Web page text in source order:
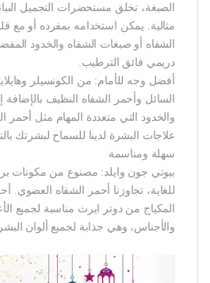
الصبغة، تخلق مستحضرات التجميل
مثالية. يمكن استخدامه بمفرده أو مع
الشفاه أو صبغات الشفاه والخدود
دريمي فائق الترطيب.
أفضل وجه للأمام: من الكونسيلر
السائل وأحمر الشفاه النظيف
والخدود التي متعددة المهام مثل أحمر
علاجات البشرة لدينا للسماح لبشرتك
سهلة ومناسمة
بيوتي جون وايلد: مصنوع من مكونات
للغاية، تجاوزنا أحمر الشفاه العضوي.
المكياج من دوتر ايرث مناسبة لجميع
والأجناس، وهي جذابة لجميع ألوان